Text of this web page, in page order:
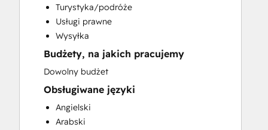
Turystyka/podróże
Usługi prawne
Wysyłka
Budżety, na jakich pracujemy
Dowolny budżet
Obsługiwane języki
Angielski
Arabski